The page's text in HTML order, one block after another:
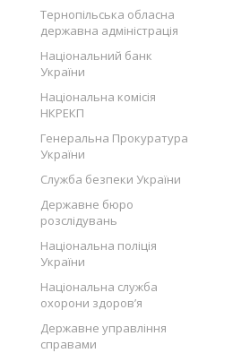
Тернопільська обласна
державна адміністрація
Національний банк
України
Національна комісія
НКРЕКП
Генеральна Прокуратура
України
Служба безпеки України
Державне бюро
розслідувань
Національна поліція
України
Національна служба
охорони здоров’я
Державне управління
справами